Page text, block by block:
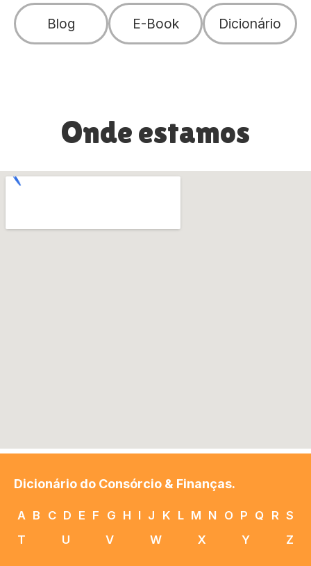
Blog E-Book Dicionário
Onde estamos
Dicionário do Consórcio & Finanças.
A B C D E F G H I J K L M N O P Q R S
T
U V W X Y Z